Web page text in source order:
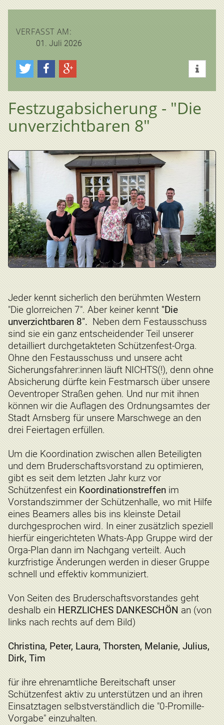
VERFASST AM:
01. Juli 2026
Festzugabsicherung - "Die
unverzichtbaren 8"
Jeder kennt sicherlich den berühmten Western
"Die glorreichen 7". Aber keiner kennt "Die
unverzichtbaren 8". Neben dem Festausschuss
sind sie ein ganz entscheidender Teil unserer
detailliert durchgetakteten Schützenfest-Orga.
Ohne den Festausschuss und unsere acht
Sicherungsfahrer:innen läuft NICHTS(!), denn ohne
Absicherung dürfte kein Festmarsch über unsere
Oeventroper Straßen gehen. Und nur mit ihnen
können wir die Auflagen des Ordnungsamtes der
Stadt Arnsberg für unsere Marschwege an den
drei Feiertagen erfüllen.
Um die Koordination zwischen allen Beteiligten
und dem Bruderschaftsvorstand zu optimieren,
gibt es seit dem letzten Jahr kurz vor
Schützenfest ein Koordinationstreffen im
Vorstandszimmer der Schützenhalle, wo mit Hilfe
eines Beamers alles bis ins kleinste Detail
durchgesprochen wird. In einer zusätzlich speziell
hierfür eingerichteten Whats-App Gruppe wird der
Orga-Plan dann im Nachgang verteilt. Auch
kurzfristige Änderungen werden in dieser Gruppe
schnell und effektiv kommuniziert.
Von Seiten des Bruderschaftsvorstandes geht
deshalb ein HERZLICHES DANKESCHÖN an (von
links nach rechts auf dem Bild)
Christina, Peter, Laura, Thorsten, Melanie, Julius,
Dirk, Tim
für ihre ehrenamtliche Bereitschaft unser
Schützenfest aktiv zu unterstützen und an ihren
Einsatztagen selbstverständlich die "0-Promille-
Vorgabe" einzuhalten.